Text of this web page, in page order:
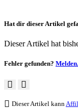
Hat dir dieser Artikel
Dieser Artikel hat
Fehler gefunden? Melden.
Dieser Artikel kann